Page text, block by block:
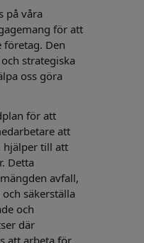
på våra
för att
företag. Den
strategiska
oss göra
för att
att
hjälper till att
Detta
avfall,
säkerställa
och
där